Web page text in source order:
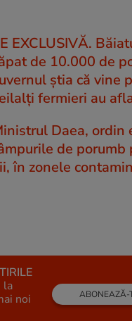
EXCLUSIVĂ.
de 10.000 de
știa că vine
fermieri au
Daea, ordin
de porumb
în zonele
la
noi
ABONEAZĂ-